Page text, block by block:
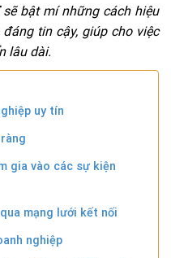
sẽ bật mí những cách hiệu
tin cậy, giúp cho việc
lâu dài.
uy tín
gia vào các sự kiện
mạng lưới kết nối
nghiệp